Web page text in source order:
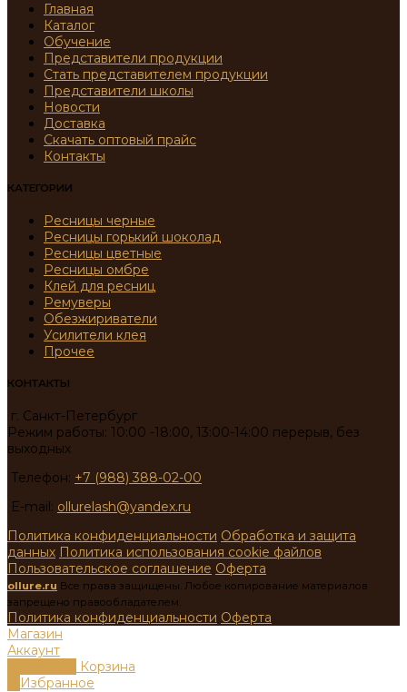
Главная
Каталог
Обучение
Представители продукции
Стать представителем продукции
Представители школы
Новости
Доставка
Скачать оптовый прайс
Контакты
КАТЕГОРИИ
Ресницы черные
Ресницы горький шоколад
Ресницы цветные
Ресницы омбре
Клей для ресниц
Ремуверы
Обезжириватели
Усилители клея
Прочее
КОНТАКТЫ
г. Санкт-Петербург
Режим работы: 10:00 -18:00, 13:00-14:00 перерыв, без
выходных
Телефон: +7 (988) 388-02-00
E-mail: ollurelash@yandex.ru
Политика конфиденциальности Обработка и защита
данных Политика использования cookie файлов
Пользовательское соглашение Оферта
ollure.ru Все права защищены. Любое копирование материалов
запрещено правообладателем.
Политика конфиденциальности Оферта
Магазин
Аккаунт
Корзина
Избранное